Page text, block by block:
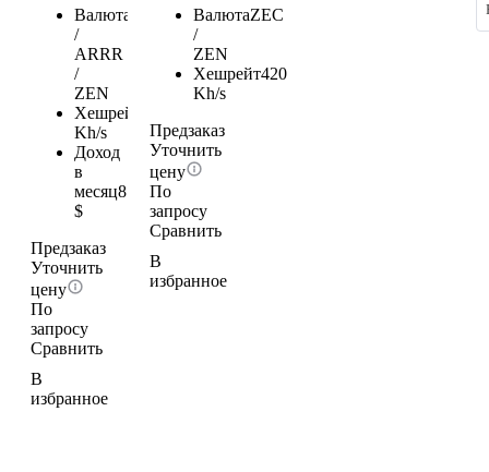
Валюта
/
ARRR
/
ZEN
Хешрейт
Kh/s
Доход
в
месяц814.52
$
Предзаказ
Уточнить
цену
По
запросу
Сравнить
В
избранное
ВалютаZEC
/
ZEN
Хешрейт420
Kh/s
Предзаказ
Уточнить
цену
По
запросу
Сравнить
В
избранное